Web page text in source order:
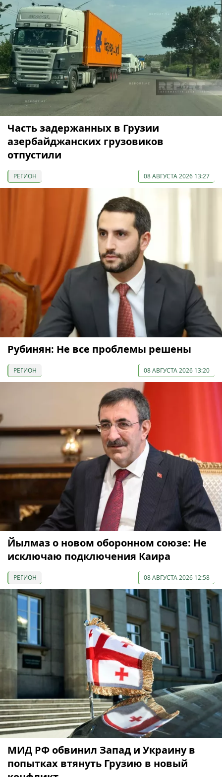
Часть задержанных в Грузии
азербайджанских грузовиков
отпустили
РЕГИОН 08 АВГУСТА 2026 13:27
Рубинян: Не все проблемы решены
РЕГИОН 08 АВГУСТА 2026 13:20
Йылмаз о новом оборонном союзе: Не
исключаю подключения Каира
РЕГИОН 08 АВГУСТА 2026 12:58
МИД РФ обвинил Запад и Украину в
попытках втянуть Грузию в новый